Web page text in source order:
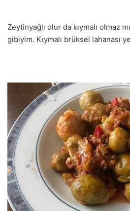
Zeytinyağlı olur da kıymalı olmaz
gibiyim. Kıymalı brüksel lahanası